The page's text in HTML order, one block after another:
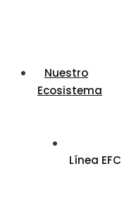
Nuestro
Ecosistema
Línea EFC